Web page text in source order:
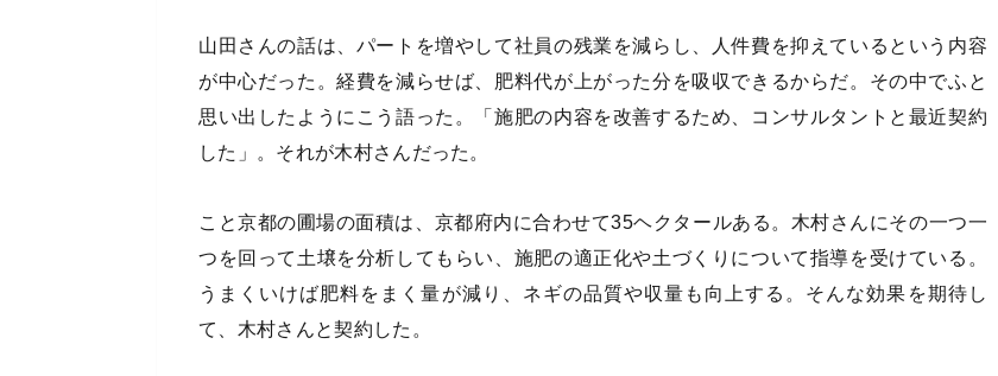
山田さんの話は、パートを増やして社員の残業を減らし、人件費を抑えているという内容
が中心だった。経費を減らせば、肥料代が上がった分を吸収できるからだ。その中でふと
思い出したようにこう語った。「施肥の内容を改善するため、コンサルタントと最近契約
した」。それが木村さんだった。
こと京都の圃場の面積は、京都府内に合わせて35ヘクタールある。木村さんにその一つ一
つを回って土壌を分析してもらい、施肥の適正化や土づくりについて指導を受けている。
うまくいけば肥料をまく量が減り、ネギの品質や収量も向上する。そんな効果を期待し
て、木村さんと契約した。